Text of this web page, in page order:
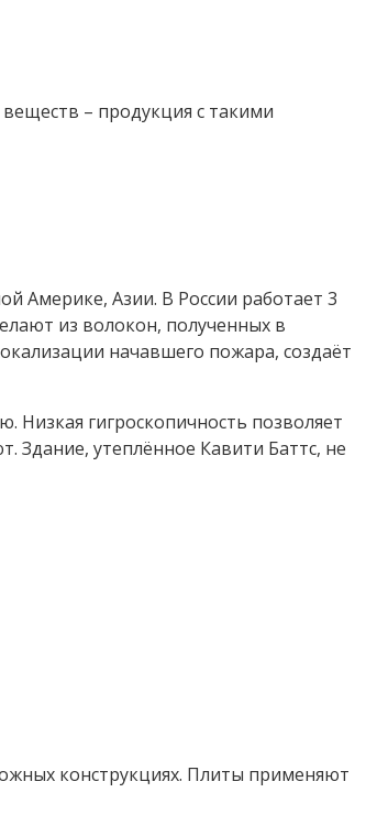
– продукция с такими
Америке, Азии. В России работает 3
из волокон, полученных в
начавшего пожара, создаёт
гигроскопичность позволяет
Здание, утеплённое Кавити Баттс, не
конструкциях. Плиты применяют